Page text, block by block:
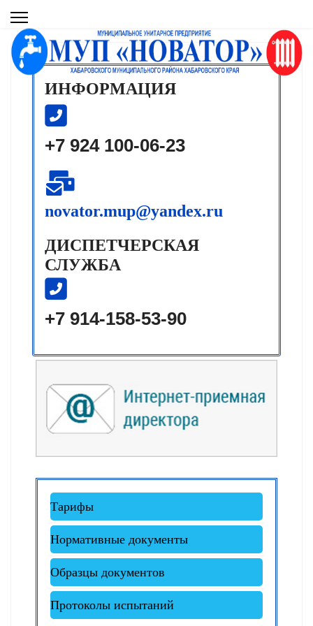
ИНФОРМАЦИЯ
+7 924 100-06-23
novator.mup@yandex.ru
ДИСПЕТЧЕРСКАЯ
СЛУЖБА
+7 914-158-53-90
Тарифы
Нормативные документы
Образцы документов
Протоколы испытаний